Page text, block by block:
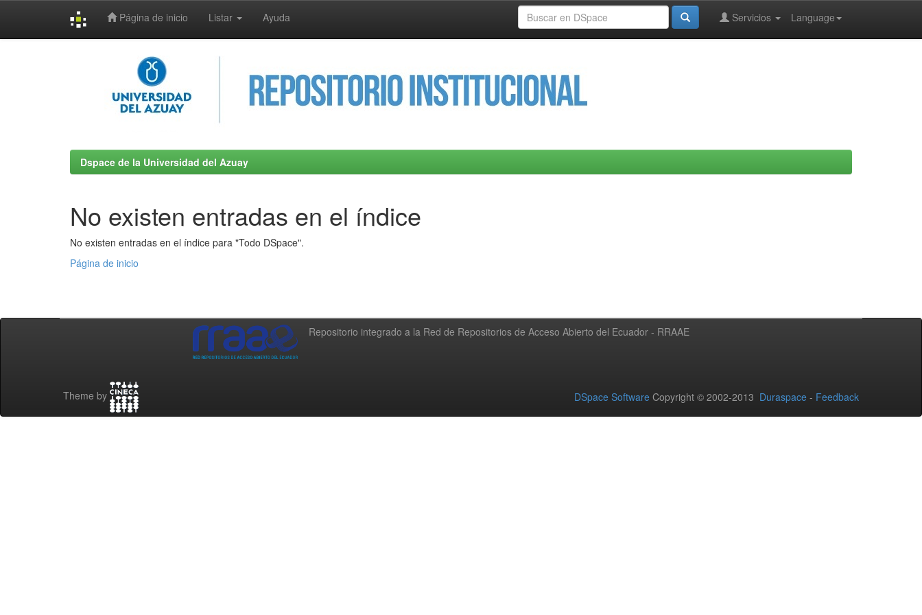
Página de inicio Listar Ayuda Language
Servicios
Dspace de la Universidad del Azuay
No existen entradas en el índice
No existen entradas en el índice para "Todo DSpace".
Página de inicio
Repositorio integrado a la Red de Repositorios de Acceso Abierto del Ecuador - RRAAE
Theme by DSpace Software Copyright © 2002-2013 Duraspace - Feedback